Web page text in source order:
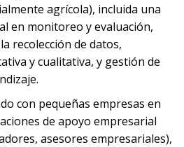
agrícola), incluida una
en monitoreo y evaluación,
recolección de datos,
y cualitativa, y gestión de
con pequeñas empresas en
de apoyo empresarial
asesores empresariales),